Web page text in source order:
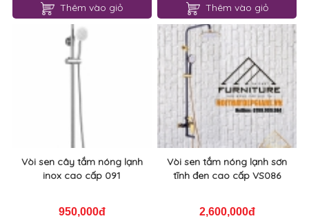
Thêm vào giỏ Thêm vào giỏ
Vòi sen cây tắm nóng lạnh
inox cao cấp 091
950,000đ
Vòi sen tắm nóng lạnh sơn
tĩnh đen cao cấp VS086
2,600,000đ